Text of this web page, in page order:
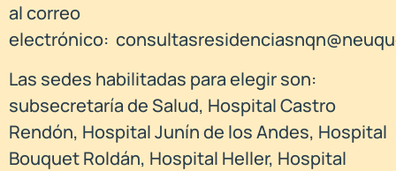
al correo
electrónico:
Las sedes habilitadas para elegir son:
subsecretaría de Salud, Hospital Castro
Rendón, Hospital Junín de los Andes, Hospital
Bouquet Roldán, Hospital Heller, Hospital